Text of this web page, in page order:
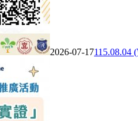
2026-07-17115.08.04